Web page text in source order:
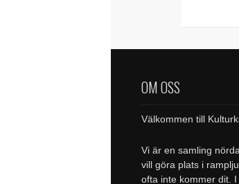
OM OSS
Välkommen till
Vi är en samling
vill göra plats i
ofta inte kommer dit.